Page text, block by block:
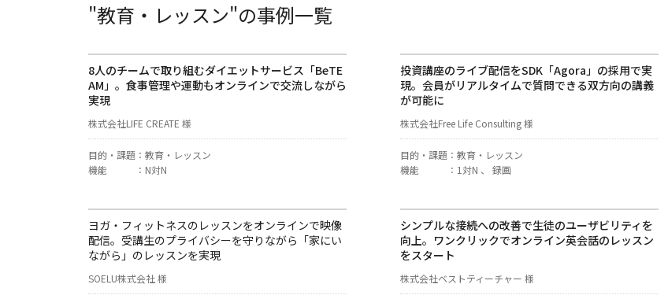
"教育・レッスン"の事例一覧
8人のチームで取り組むダイエットサービス「BeTE
AM」。食事管理や運動もオンラインで交流しながら
実現
株式会社LIFE CREATE 様
目的・課題 ： 教育・レッスン
機能
： N対N
投資講座のライブ配信をSDK「Agora」の採用で実
現。会員がリアルタイムで質問できる双方向の講義
が可能に
株式会社Free Life Consulting 様
目的・課題： 教育・レッスン
機能
： 1対N 、 録画
ヨガ・フィットネスのレッスンをオンラインで映像
配信。受講生のプライバシーを守りながら「家にい
ながら」のレッスンを実現
SOELU株式会社 様
シンプルな接続への改善で生徒のユーザビリティを
向上。ワンクリックでオンライン英会話のレッスン
をスタート
株式会社ベストティーチャー 様